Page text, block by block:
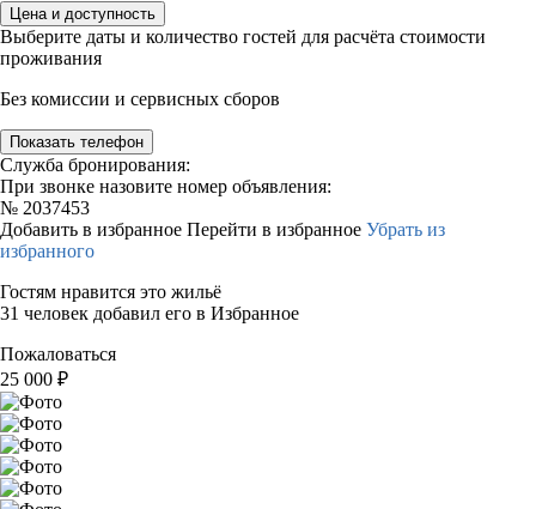
Цена и доступность
Выберите даты и количество гостей для расчёта стоимости
проживания
Без комиссии и сервисных сборов
Показать телефон
Служба бронирования:
При звонке назовите номер объявления:
№ 2037453
Добавить в избранное Перейти в избранное Убрать из
избранного
Гостям нравится это жильё
31 человек добавил его в Избранное
Пожаловаться
25 000 ₽